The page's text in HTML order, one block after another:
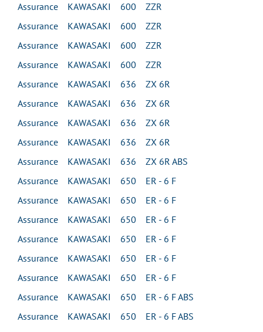
Assurance KAWASAKI 600 ZZR
Assurance KAWASAKI 600 ZZR
Assurance KAWASAKI 600 ZZR
Assurance KAWASAKI 600 ZZR
Assurance KAWASAKI 636 ZX 6R
Assurance KAWASAKI 636 ZX 6R
Assurance KAWASAKI 636 ZX 6R
Assurance KAWASAKI 636 ZX 6R
Assurance KAWASAKI 636 ZX 6R ABS
Assurance KAWASAKI 650 ER - 6 F
Assurance KAWASAKI 650 ER - 6 F
Assurance KAWASAKI 650 ER - 6 F
Assurance KAWASAKI 650 ER - 6 F
Assurance KAWASAKI 650 ER - 6 F
Assurance KAWASAKI 650 ER - 6 F
Assurance KAWASAKI 650 ER - 6 F ABS
Assurance KAWASAKI 650 ER - 6 F ABS